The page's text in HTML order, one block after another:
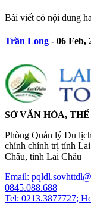
Bài viết có nội dung
Trần Long - 06 Feb,
SỞ VĂN HÓA,
Phòng Quản lý Du
chính chính trị tỉnh
Châu, tỉnh Lai Châu
Email:
0845.088.688
Tel: 0213.3877727;